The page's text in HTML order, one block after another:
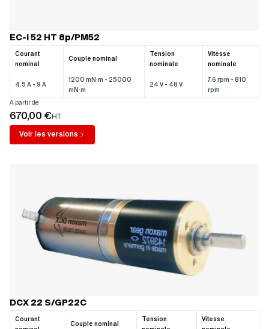
EC-i 52 HT 8p/PM52
Courant
nominal
Couple nominal
Tension
nominale
Vitesse
nominale
4.5 A - 9 A
1200 mN·m - 25000
mN·m
24 V - 48 V
7.6 rpm - 810
rpm
A partir de
670,00 €HT
Voir les versions
DCX 22 S/GP22C
Courant
Couple nominal
Tension
Vitesse